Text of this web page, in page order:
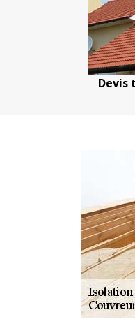
toiture 54 Meurthe-et-